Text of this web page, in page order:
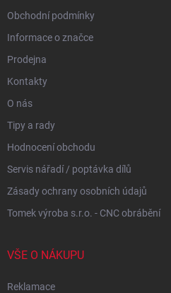
Obchodní podmínky
Informace o značce
Prodejna
Kontakty
O nás
Tipy a rady
Hodnocení obchodu
Servis nářadí / poptávka dílů
Zásady ochrany osobních údajů
Tomek výroba s.r.o. - CNC obrábění
VŠE O NÁKUPU
Reklamace